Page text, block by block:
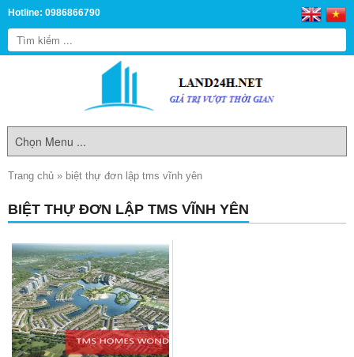
Hotline: 0986866790
Trang chủ » biệt thự đơn lập tms vĩnh yên
BIỆT THỰ ĐƠN LẬP TMS VĨNH YÊN